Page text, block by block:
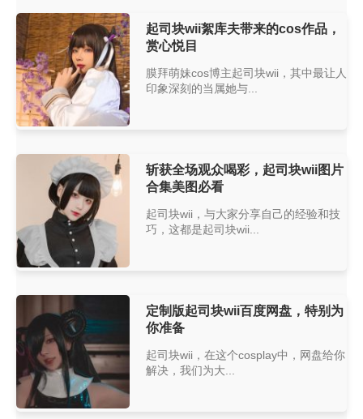
起司块wii絮库夫带来的cos作品，
赏心悦目
膜拜萌妹cos博主起司块wii，其中最让人
印象深刻的当属她与...
斩获全场观众喝彩，起司块wii图片
合集美图必看
起司块wii，与大家分享自己的经验和技
巧，这都是起司块wii...
定制版起司块wii百度网盘，特别为
你准备
起司块wii，在这个cosplay中，网盘给你
解决，我们为大...